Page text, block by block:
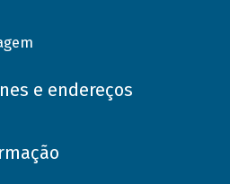
e endereços